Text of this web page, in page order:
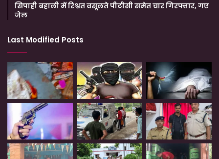
सिपाही बहाली में रिश्वत वसूलते पीटीसी समेत चार गिरफ्तार, गए
जेल
Last Modified Posts